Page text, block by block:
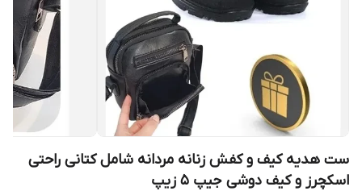
ست هدیه کیف و کفش زنانه مردانه شامل کتانی راحتی
اسکچرز و کیف دوشی جیپ 5 زیپ